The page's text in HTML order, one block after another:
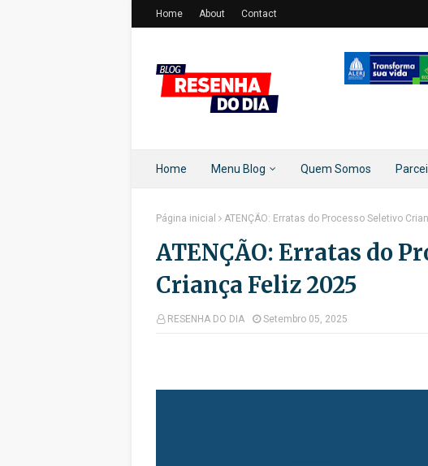
Home About Contact
Home Menu Blog Quem Somos
Página inicial ATENÇÃO: Erratas do Processo Seletivo
ATENÇÃO: Erratas do
Criança Feliz 2025
RESENHA DO DIA Setembro 05, 2025